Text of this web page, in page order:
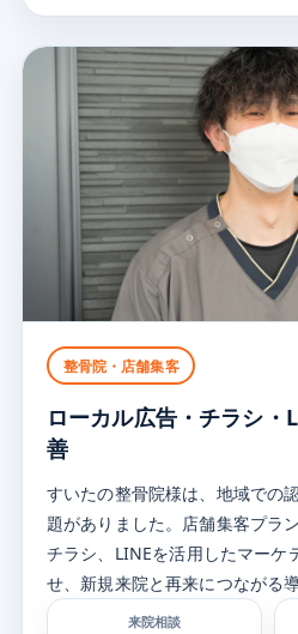
整骨院・店舗集客
ローカル広告・チラシ・
善
すいたの整骨院様は、地域での
題がありました。店舗集客プラ
チラシ、LINEを活用したマーケ
せ、新規来院と再来につながる
来院相談